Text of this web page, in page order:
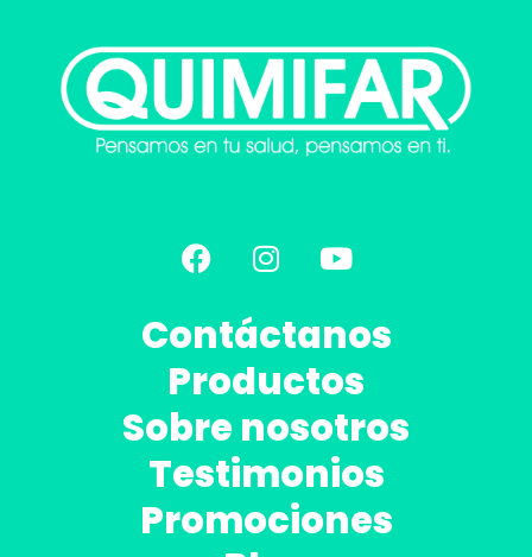
Contáctanos
Productos
Sobre nosotros
Testimonios
Promociones